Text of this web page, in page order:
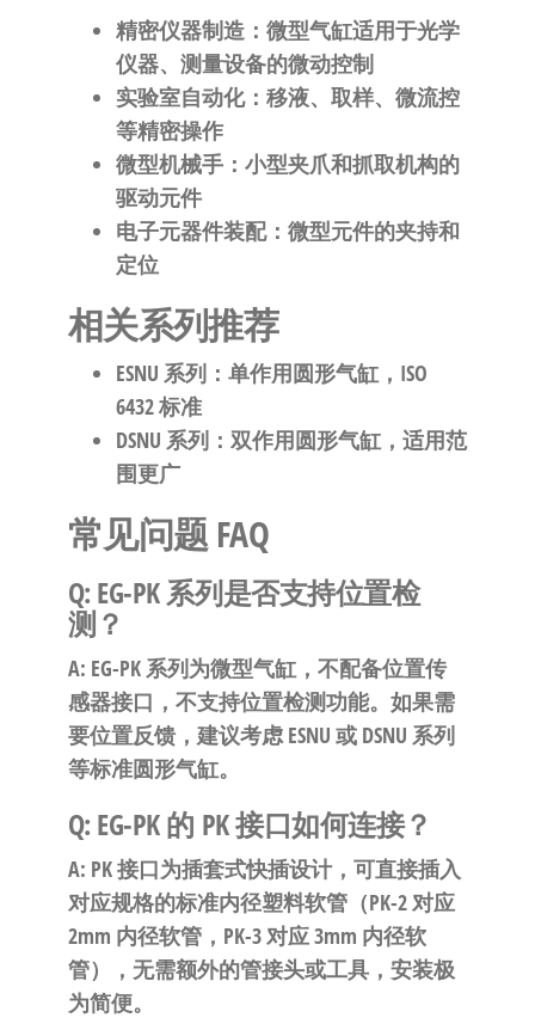
精密仪器制造：微型气缸适用于光学
仪器、测量设备的微动控制
实验室自动化：移液、取样、微流控
等精密操作
微型机械手：小型夹爪和抓取机构的
驱动元件
电子元器件装配：微型元件的夹持和
定位
相关系列推荐
ESNU 系列：单作用圆形气缸，ISO
6432 标准
DSNU 系列：双作用圆形气缸，适用范
围更广
常见问题 FAQ
Q: EG-PK 系列是否支持位置检
测？
A: EG-PK 系列为微型气缸，不配备位置传
感器接口，不支持位置检测功能。如果需
要位置反馈，建议考虑 ESNU 或 DSNU 系列
等标准圆形气缸。
Q: EG-PK 的 PK 接口如何连接？
A: PK 接口为插套式快插设计，可直接插入
对应规格的标准内径塑料软管（PK-2 对应
2mm 内径软管，PK-3 对应 3mm 内径软
管），无需额外的管接头或工具，安装极
为简便。